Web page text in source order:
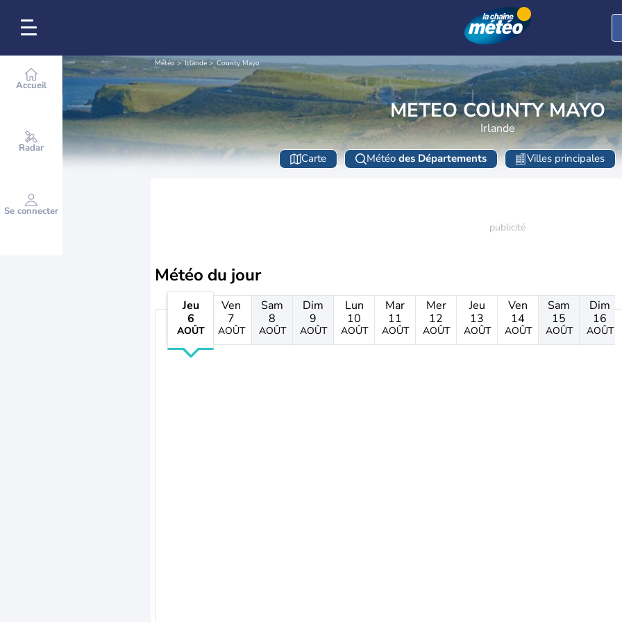
Accueil
Radar
Se connecter
Météo Irlande County Mayo
METEO COUNTY MAYO
Irlande
Carte Météo des Départements Villes principales
Météo du jour
Jeu
6
AOÛT
Ven
7
AOÛT
Sam
8
AOÛT
Dim
9
AOÛT
Lun
10
AOÛT
Mar
11
AOÛT
Mer
12
AOÛT
Jeu
13
AOÛT
Ven
14
AOÛT
Sam
15
AOÛT
Dim
16
AOÛT